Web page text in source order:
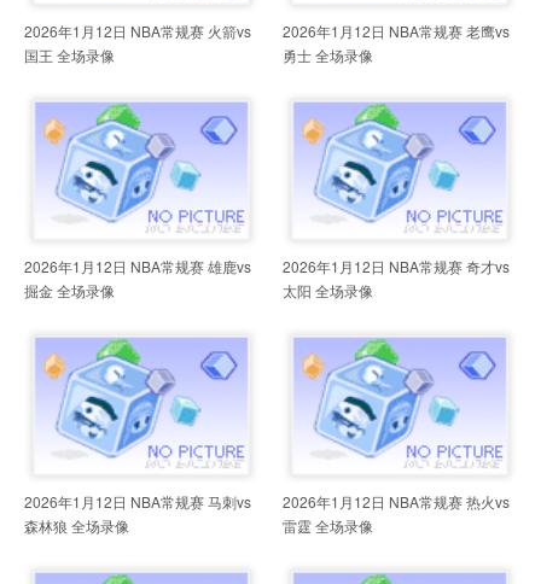
2026年1月12日 NBA常规赛 火箭vs
国王 全场录像
2026年1月12日 NBA常规赛 老鹰vs
勇士 全场录像
2026年1月12日 NBA常规赛 雄鹿vs
掘金 全场录像
2026年1月12日 NBA常规赛 奇才vs
太阳 全场录像
2026年1月12日 NBA常规赛 马刺vs
森林狼 全场录像
2026年1月12日 NBA常规赛 热火vs
雷霆 全场录像